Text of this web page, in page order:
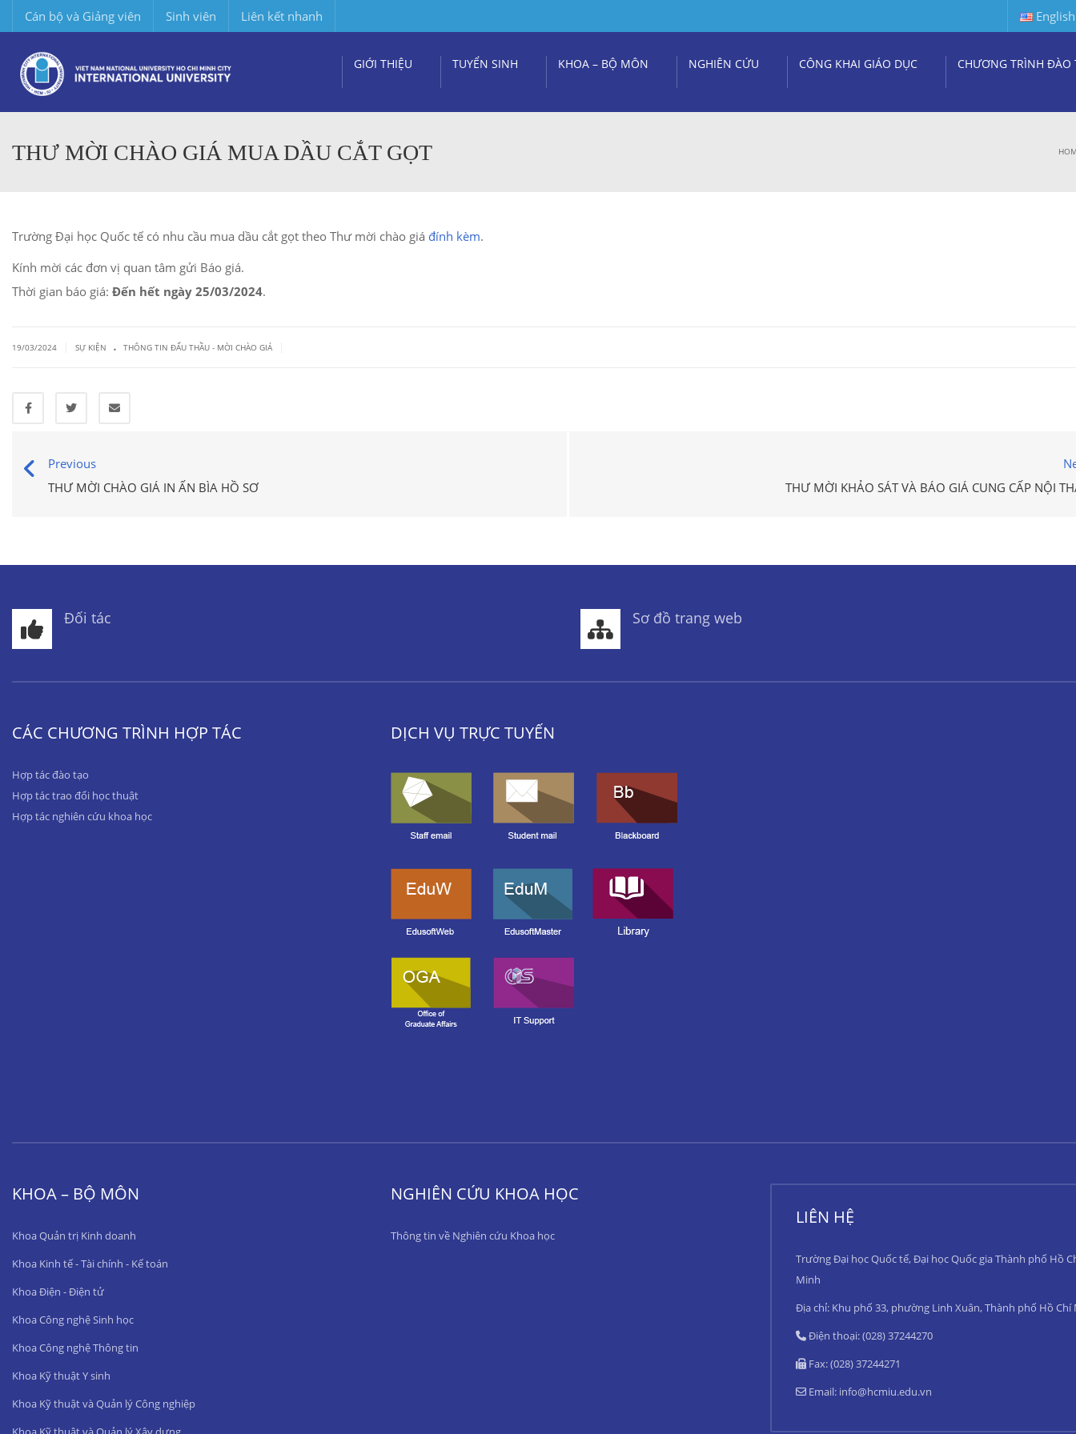
Cán bộ và Giảng viên Sinh viên Liên kết nhanh English
GIỚI THIỆU TUYỂN SINH KHOA – BỘ MÔN NGHIÊN CỨU CÔNG KHAI GIÁO DỤC CHƯƠNG TRÌNH ĐÀO
THƯ MỜI CHÀO GIÁ MUA DẦU CẮT GỌT
Trường Đại học Quốc tế có nhu cầu mua dầu cắt gọt theo Thư mời chào giá đính kèm.
Kính mời các đơn vị quan tâm gửi Báo giá.
Thời gian báo giá: Đến hết ngày 25/03/2024.
19/03/2024 SỰ KIỆN . THÔNG TIN ĐẤU THẦU - MỜI CHÀO GIÁ
Previous
THƯ MỜI CHÀO GIÁ IN ẤN BÌA HỒ SƠ
THƯ MỜI KHẢO SÁT VÀ BÁO GIÁ CUNG CẤP NỘI
Đối tác Sơ đồ trang web
CÁC CHƯƠNG TRÌNH HỢP TÁC
Hợp tác đào tạo
Hợp tác trao đổi học thuật
Hợp tác nghiên cứu khoa học
DỊCH VỤ TRỰC TUYẾN
KHOA – BỘ MÔN
Khoa Quản trị Kinh doanh
Khoa Kinh tế - Tài chính - Kế toán
Khoa Điện - Điện tử
Khoa Công nghệ Sinh học
Khoa Công nghệ Thông tin
Khoa Kỹ thuật Y sinh
Khoa Kỹ thuật và Quản lý Công nghiệp
NGHIÊN CỨU KHOA HỌC
Thông tin về Nghiên cứu Khoa học
LIÊN HỆ
Trường Đại học Quốc tế, Đại học Quốc gia Thành phố Hồ
Minh
Địa chỉ: Khu phố 33, phường Linh Xuân, Thành phố Hồ Chí
Điện thoại: (028) 37244270
Fax: (028) 37244271
Email: info@hcmiu.edu.vn